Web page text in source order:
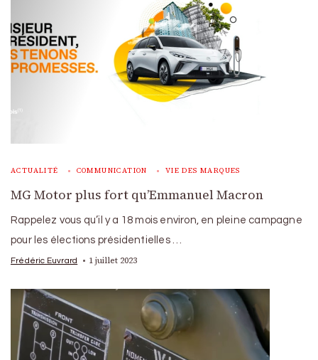
ACTUALITÉ COMMUNICATION VIE DES MARQUES
MG Motor plus fort qu’Emmanuel Macron
Rappelez vous qu’il y a 18 mois environ, en pleine campagne
pour les élections présidentielles …
Frédéric Euvrard 1 juillet 2023